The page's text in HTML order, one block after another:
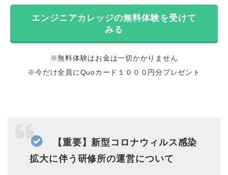
エンジニアカレッジの無料体験を受けて
みる
※無料体験はお金は一切かかりません
※今だけ全員にQuoカード１０００円分プレゼント
【重要】新型コロナウィルス感染
拡大に伴う研修所の運営について